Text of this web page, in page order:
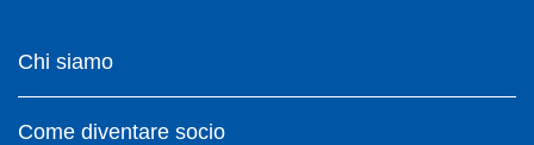
Chi siamo
Come diventare socio